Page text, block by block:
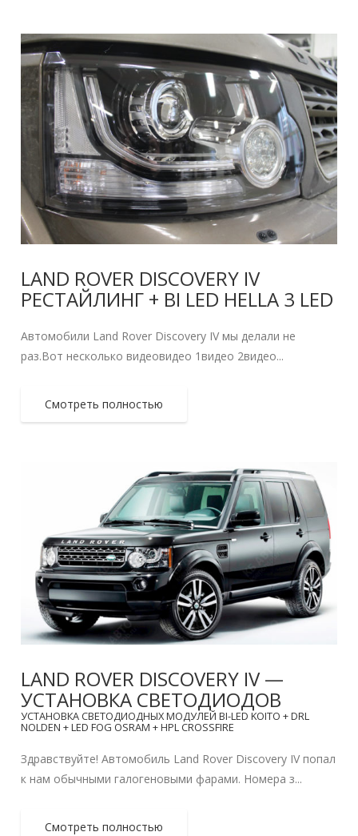
LAND ROVER DISCOVERY IV
РЕСТАЙЛИНГ + BI LED HELLA 3 LED
Автомобили Land Rover Discovery IV мы делали не
раз.Вот несколько видеовидео 1видео 2видео...
Смотреть полностью
LAND ROVER DISCOVERY IV —
УСТАНОВКА СВЕТОДИОДОВ
УСТАНОВКА СВЕТОДИОДНЫХ МОДУЛЕЙ BI-LED KOITO + DRL
NOLDEN + LED FOG OSRAM + HPL CROSSFIRE
Здравствуйте! Автомобиль Land Rover Discovery IV попал
к нам обычными галогеновыми фарами. Номера з...
Смотреть полностью